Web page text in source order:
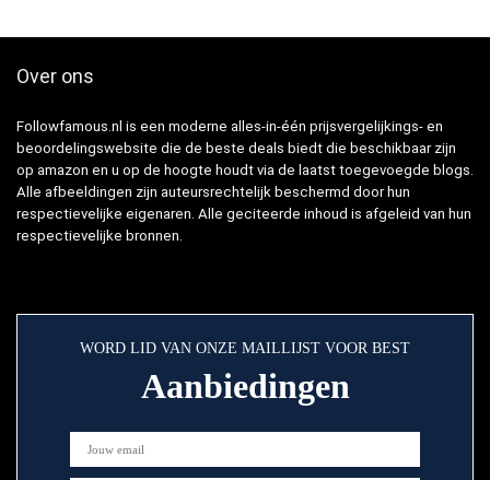
Over ons
Followfamous.nl is een moderne alles-in-één prijsvergelijkings- en
beoordelingswebsite die de beste deals biedt die beschikbaar zijn
op amazon en u op de hoogte houdt via de laatst toegevoegde blogs.
Alle afbeeldingen zijn auteursrechtelijk beschermd door hun
respectievelijke eigenaren. Alle geciteerde inhoud is afgeleid van hun
respectievelijke bronnen.
WORD LID VAN ONZE MAILLIJST VOOR BEST
Aanbiedingen